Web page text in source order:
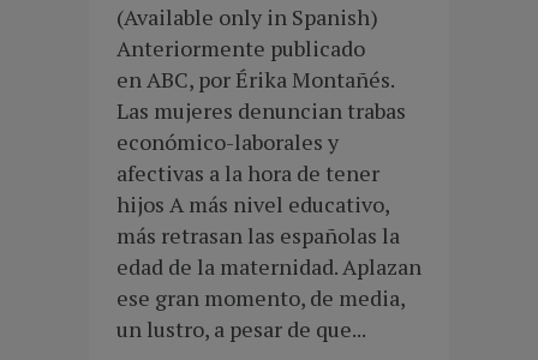
(Available only in Spanish)
Anteriormente publicado
en ABC, por Érika Montañés.
Las mujeres denuncian trabas
económico-laborales y
afectivas a la hora de tener
hijos A más nivel educativo,
más retrasan las españolas la
edad de la maternidad. Aplazan
ese gran momento, de media,
un lustro, a pesar de que...